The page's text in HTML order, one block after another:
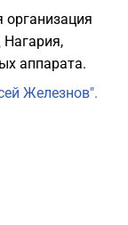
организация
Нагария,
аппарата.
Железнов".